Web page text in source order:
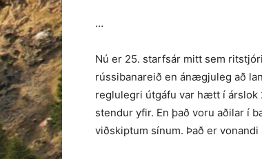
…
Nú er 25. starfsár mitt sem
rússibanareið en ánægjuleg að
reglulegri útgáfu var hætt í árslok
stendur yfir. En það voru aðilar í
viðskiptum sínum. Það er